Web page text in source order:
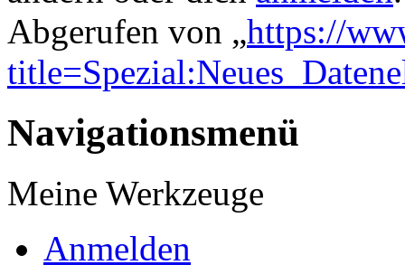
Abgerufen von „https://
Navigationsmenü
Meine Werkzeuge
Anmelden